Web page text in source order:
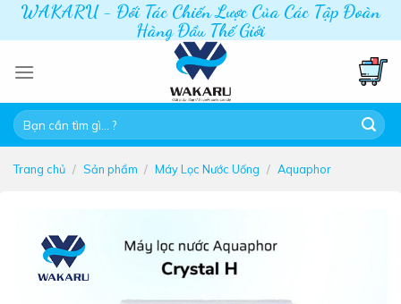
SkipWAKARU - Đối Tác Chiến Lược Của Các Tập Đoàn
Hàng Đầu Thế Giới
Tìm
kiếm:
Trang chủ / Sản phẩm / Máy Lọc Nước Uống / Aquaphor